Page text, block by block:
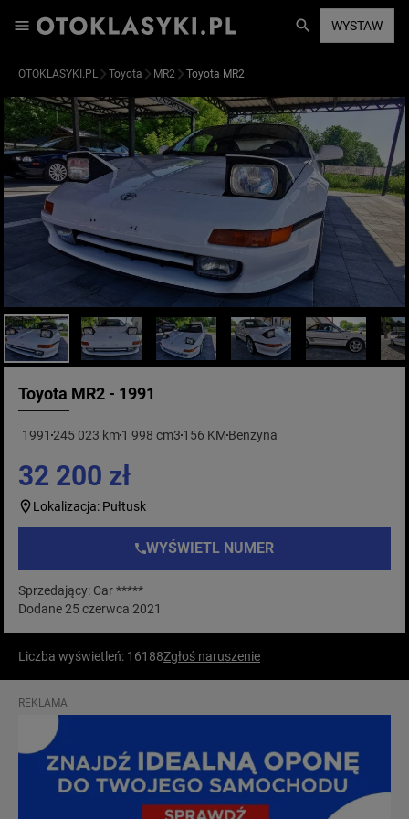
WYSTAW
OTOKLASYKI.PL Toyota MR2 Toyota MR2
Toyota MR2 - 1991
1991 245 023 km1 998 cm3 156 KM Benzyna
32 200 zł
Lokalizacja: Pułtusk
WYŚWIETL NUMER
Sprzedający: Car *****
Dodane 25 czerwca 2021
Liczba wyświetleń: 16188Zgłoś naruszenie
REKLAMA